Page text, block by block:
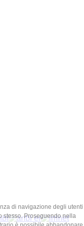
di navigazione degli utenti
stesso. Proseguendo nella